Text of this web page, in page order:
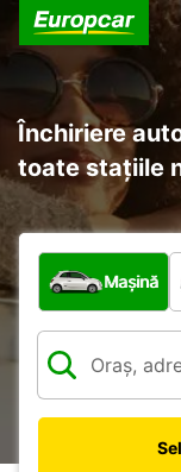
Închiriere
toate stațiile
Ce tip de
Mașină